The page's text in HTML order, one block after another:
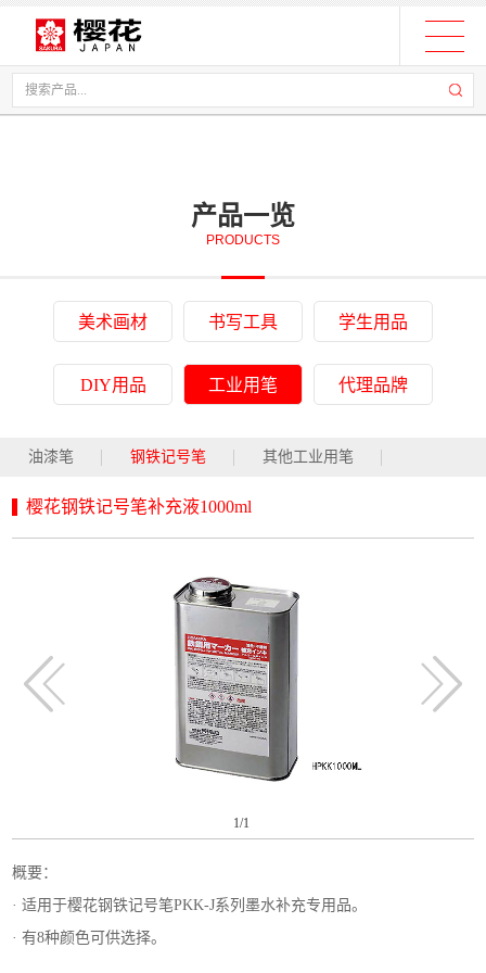
产品一览
PRODUCTS
美术画材 书写工具 学生用品
DIY用品 工业用笔 代理品牌
油漆笔 钢铁记号笔 其他工业用笔
樱花钢铁记号笔补充液1000ml
1/1
概要：
· 适用于樱花钢铁记号笔PKK-J系列墨水补充专用品。
· 有8种颜色可供选择。